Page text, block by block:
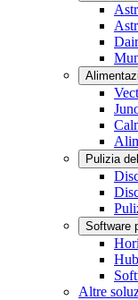
Pulizia
Software
Hub
Altre